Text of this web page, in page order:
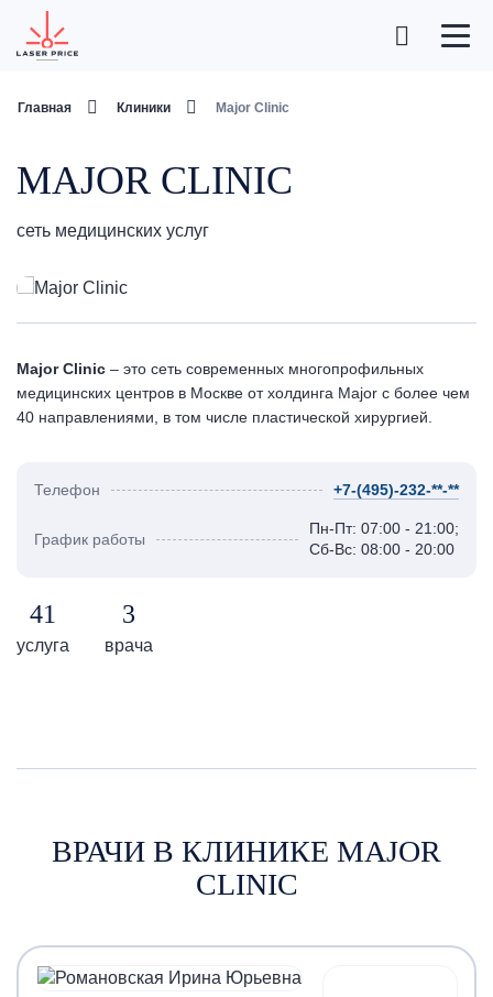
Главная Клиники Major Clinic
MAJOR CLINIC
сеть медицинских услуг
Major Clinic – это сеть современных многопрофильных
медицинских центров в Москве от холдинга Major с более чем
40 направлениями, в том числе пластической хирургией.
Телефон +7-(495)-232-**-**
График работы
Пн-Пт: 07:00 - 21:00;
Сб-Вс: 08:00 - 20:00
41
услуга
3
врача
ВРАЧИ В КЛИНИКЕ MAJOR
CLINIC